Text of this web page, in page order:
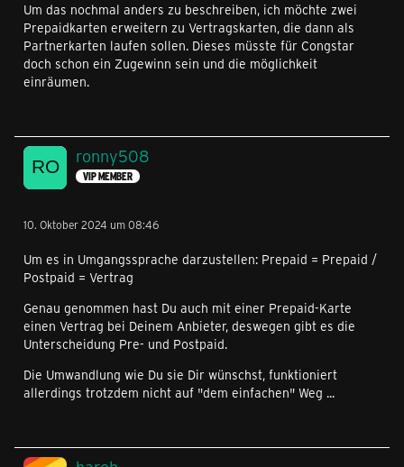
Um das nochmal anders zu beschreiben, ich möchte zwei
Prepaidkarten erweitern zu Vertragskarten, die dann als
Partnerkarten laufen sollen. Dieses müsste für Congstar
doch schon ein Zugewinn sein und die möglichkeit
einräumen.
ronny508
VIP MEMBER
10. Oktober 2024 um 08:46
Um es in Umgangssprache darzustellen: Prepaid = Prepaid /
Postpaid = Vertrag
Genau genommen hast Du auch mit einer Prepaid-Karte
einen Vertrag bei Deinem Anbieter, deswegen gibt es die
Unterscheidung Pre- und Postpaid.
Die Umwandlung wie Du sie Dir wünschst, funktioniert
allerdings trotzdem nicht auf "dem einfachen" Weg ...